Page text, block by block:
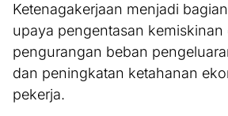
Ketenagakerjaan menjadi
upaya pengentasan kemiskinan
pengurangan beban
dan peningkatan ketahanan
pekerja.